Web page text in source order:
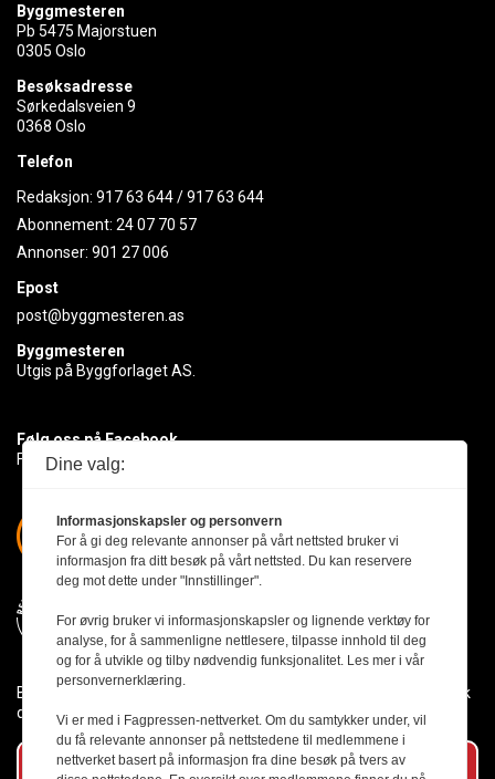
Byggmesteren
Pb 5475 Majorstuen
0305 Oslo
Besøksadresse
Sørkedalsveien 9
0368 Oslo
Telefon
Redaksjon: 917 63 644/917 63 644
Abonnement: 24 07 70 57
Annonser: 901 27 006
Epost
post@byggmesteren.as
Byggmesteren
Utgis på Byggforlaget AS.
Følg oss på Facebook
Få med deg det siste innen byggebransjen
Byggmesteren følger Vær Varsom-plakaten og presseetikken slik
den er nedfelt i Redaktørplakaten.
Abonner på vårt nyhetsbrev
Dine valg:
Informasjonskapsler og personvern
For å gi deg relevante annonser på vårt nettsted bruker vi
informasjon fra ditt besøk på vårt nettsted. Du kan reservere
deg mot dette under "Innstillinger".
For øvrig bruker vi informasjonskapsler og lignende verktøy for
analyse, for å sammenligne nettlesere, tilpasse innhold til deg
og for å utvikle og tilby nødvendig funksjonalitet. Les mer i vår
personvernerklæring.
Vi er med i Fagpressen-nettverket. Om du samtykker under, vil
du få relevante annonser på nettstedene til medlemmene i
nettverket basert på informasjon fra dine besøk på tvers av